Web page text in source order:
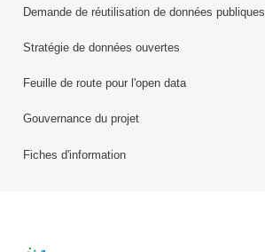
Demande de réutilisation de données publiques
Stratégie de données ouvertes
Feuille de route pour l'open data
Gouvernance du projet
Fiches d'information